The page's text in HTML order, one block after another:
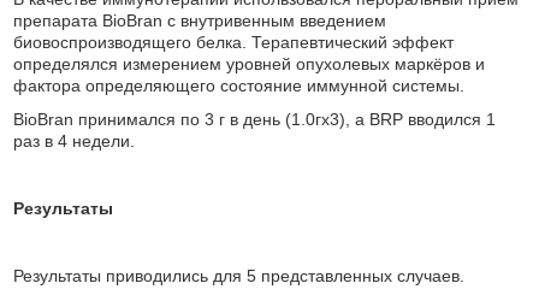
препарата BioBran с внутривенным введением
биовоспроизводящего белка. Терапевтический эффект
определялся измерением уровней опухолевых маркёров и
фактора определяющего состояние иммунной системы.
BioBran принимался по 3 г в день (1.0гх3), а BRP вводился 1
раз в 4 недели.
Результаты
Результаты приводились для 5 представленных случаев.